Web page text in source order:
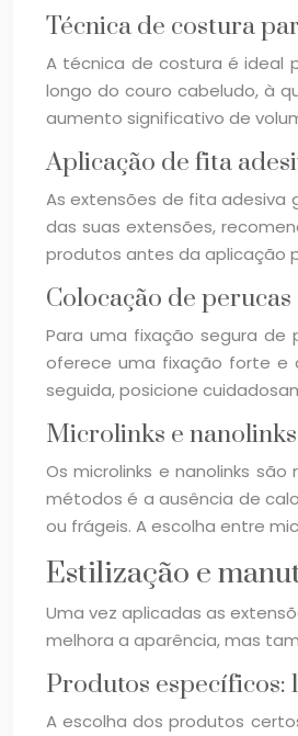
Técnica de costura
A técnica de costura é ideal
longo do couro cabeludo, à
aumento significativo de
Aplicação de fita
As extensões de fita adesiva
das suas extensões,
produtos antes da aplicação
Colocação de
Para uma fixação segura de
oferece uma fixação forte e
seguida, posicione
Microlinks e
Os microlinks e nanolinks
métodos é a ausência de
ou frágeis. A escolha entre
Estilização e
Uma vez aplicadas as
melhora a aparência, mas
Produtos específicos:
A escolha dos produtos